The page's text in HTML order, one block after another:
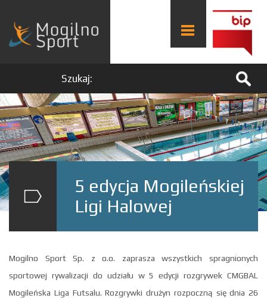
Szukaj:
5 edycja Mogileńskiej
Ligi Halowej
Mogilno Sport Sp. z o.o. zaprasza wszystkich spragnionych
sportowej rywalizacji do udziału w 5 edycji rozgrywek CMGBAL
Mogileńska Liga Futsalu. Rozgrywki drużyn rozpoczną się dnia 26